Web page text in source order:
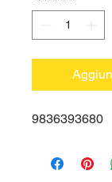
9836393680